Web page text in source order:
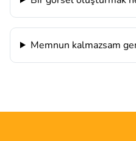
Memnun kalmazsam